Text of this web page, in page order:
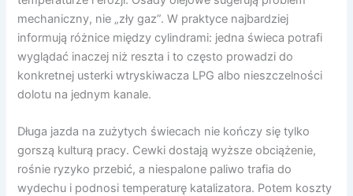
mechaniczny, nie „zły gaz”. W praktyce najbardziej
informują różnice między cylindrami: jedna świeca potrafi
wyglądać inaczej niż reszta i to często prowadzi do
konkretnej usterki wtryskiwacza LPG albo nieszczelności
dolotu na jednym kanale.
Długa jazda na zużytych świecach nie kończy się tylko
gorszą kulturą pracy. Cewki dostają wyższe obciążenie,
rośnie ryzyko przebić, a niespalone paliwo trafia do
wydechu i podnosi temperaturę katalizatora. Potem koszty